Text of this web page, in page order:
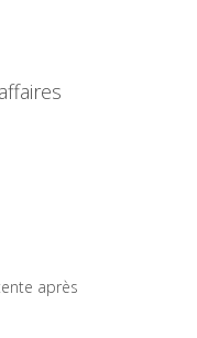
après